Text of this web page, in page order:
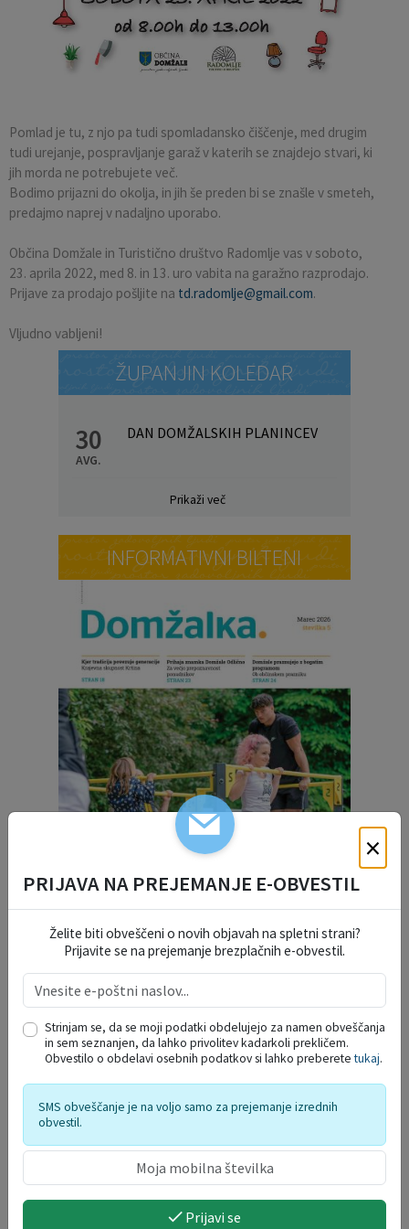
Pomlad je tu, z njo pa tudi spomladansko čiščenje, med drugim
tudi urejanje, pospravljanje garaž v katerih se znajdejo stvari, ki
jih morda ne potrebujete več.
Bodimo prijazni do okolja, in jih še preden bi se znašle v smeteh,
predajmo naprej v nadaljno uporabo.
Občina Domžale in Turistično društvo Radomlje vas v soboto,
23. aprila 2022, med 8. in 13. uro vabita na garažno razprodajo.
Prijave za prodajo pošljite na td.radomlje@gmail.com.
Vljudno vabljeni!
ŽUPANJIN KOLEDAR
30
AVG.
DAN DOMŽALSKIH PLANINCEV
Prikaži več
INFORMATIVNI BILTENI
DELO OBČINSKEGA
REDARSTVA
PROSTORSKI AKTI
PRORAČUN OBČINE
Pobratene občine
Fotogalerija
Občina Moravče
Mestna občina Ljubljana
Občinska volilna komisija
Krajevne skupnosti
Svet za preventivo in vzgojo v cestnem prometu
Katalog informacij javnega značaja
Uradne ure
Zaščita in reševanje
Oskrba s plinom
Srednja šola Domžale
Urejanje javnih površin
Pomembni kontakti
Občinski predpisi
Uradni vestnik
Proračun Občine
E-obvestila Občine
Lokalne volitve
×
PRIJAVA NA PREJEMANJE E-OBVESTIL
Želite biti obveščeni o novih objavah na spletni strani?
Prijavite se na prejemanje brezplačnih e-obvestil.
Strinjam se, da se moji podatki obdelujejo za namen obveščanja
in sem seznanjen, da lahko privolitev kadarkoli prekličem.
Obvestilo o obdelavi osebnih podatkov si lahko preberetetukaj.
SMS obveščanje je na voljo samo za prejemanje izrednih
obvestil.
Prijavi se